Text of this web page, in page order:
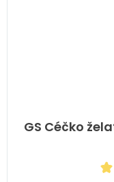
GS Céčko